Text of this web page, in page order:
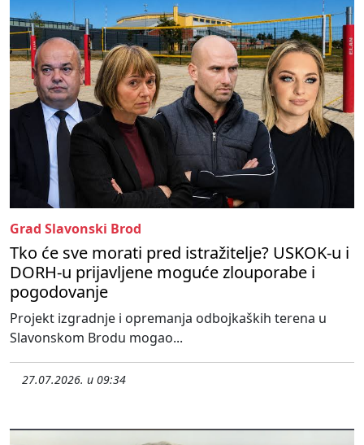
Grad Slavonski Brod
Tko će sve morati pred istražitelje? USKOK-u i
DORH-u prijavljene moguće zlouporabe i
pogodovanje
Projekt izgradnje i opremanja odbojkaških terena u
Slavonskom Brodu mogao...
27.07.2026. u 09:34